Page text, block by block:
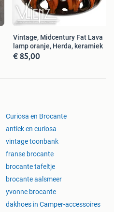
Vintage, Midcentury Fat Lava
lamp oranje, Herda, keramiek
€ 85,00
Curiosa en Brocante
antiek en curiosa
vintage toonbank
franse brocante
brocante tafeltje
brocante aalsmeer
yvonne brocante
dakhoes in Camper-accessoires